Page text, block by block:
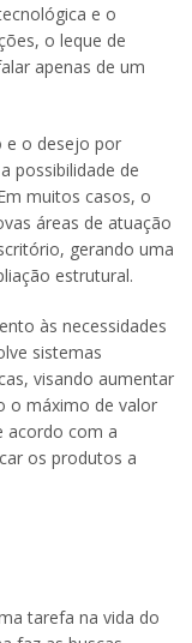
e o
o leque de
apenas de um
e o desejo por
possibilidade de
muitos casos, o
áreas de atuação
gerando uma
estrutural.
às necessidades
sistemas
visando aumentar
o máximo de valor
acordo com a
os produtos a
tarefa na vida do